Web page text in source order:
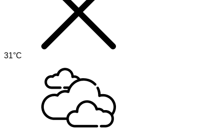
31°C